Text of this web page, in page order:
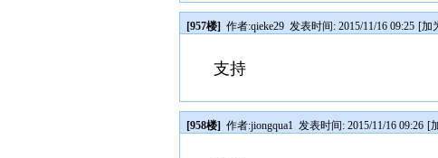
[957楼] 作者:qieke29 发表时间: 2015/11/16 09:25 [加
支持
[958楼] 作者:jiongqua1 发表时间: 2015/11/16 09:26 [